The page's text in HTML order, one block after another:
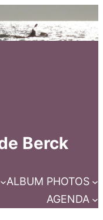
Berck
ALBUM PHOTOS
AGENDA